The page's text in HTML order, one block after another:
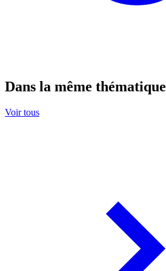
Dans la même thématique
Voir tous